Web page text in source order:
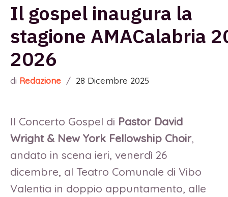
Il gospel inaugura la
stagione AMACalabria
2026
di Redazione / 28 Dicembre 2025
Il Concerto Gospel di Pastor David
Wright & New York Fellowship Choir,
andato in scena ieri, venerdì 26
dicembre, al Teatro Comunale di Vibo
Valentia in doppio appuntamento, alle